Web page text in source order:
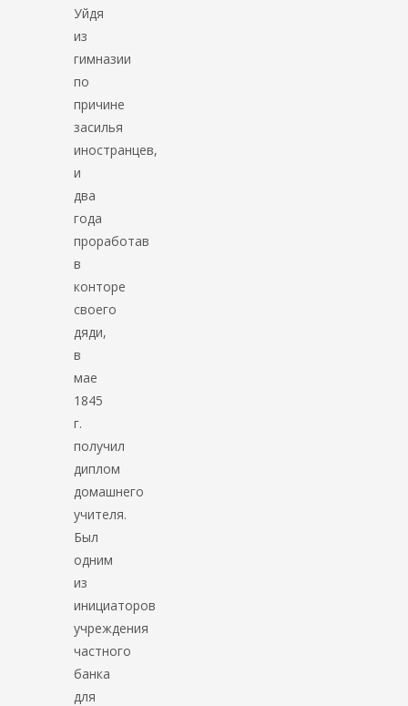
Уйдя
из
гимназии
по
причине
засилья
иностранцев,
и
два
года
проработав
в
конторе
своего
дяди,
в
мае
1845
г.
получил
диплом
домашнего
учителя.
Был
одним
из
инициаторов
учреждения
частного
банка
для